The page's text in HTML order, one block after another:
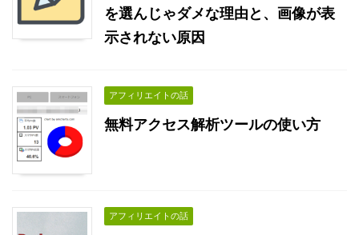
を選んじゃダメな理由と、画像が表
示されない原因
アフィリエイトの話
無料アクセス解析ツールの使い方
アフィリエイトの話